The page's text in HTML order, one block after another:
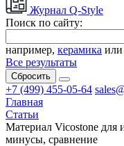
Журнал Q-Style
Поиск по сайту:
например, керамика или
Все результаты
Сбросить
+7 (499) 455-05-64
Главная
Статьи
Материал Vicostone для
минусы, сравнение